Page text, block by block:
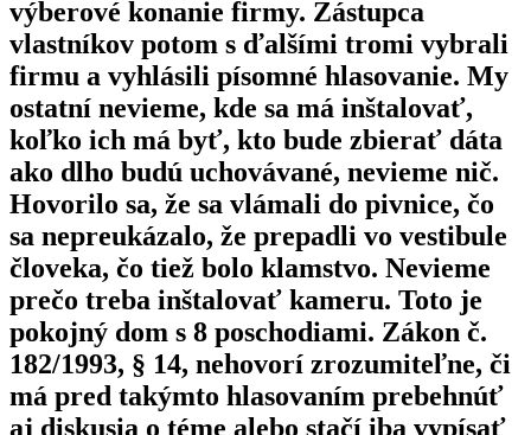
výberové konanie firmy. Zástupca
vlastníkov potom s ďalšími tromi vybrali
firmu a vyhlásili písomné hlasovanie. My
ostatní nevieme, kde sa má inštalovať,
koľko ich má byť, kto bude zbierať dáta
ako dlho budú uchovávané, nevieme nič.
Hovorilo sa, že sa vlámali do pivnice, čo
sa nepreukázalo, že prepadli vo vestibule
človeka, čo tiež bolo klamstvo. Nevieme
prečo treba inštalovať kameru. Toto je
pokojný dom s 8 poschodiami. Zákon č.
182/1993, § 14, nehovorí zrozumiteľne, či
má pred takýmto hlasovaním prebehnúť
aj diskusia o téme alebo stačí iba vypísať